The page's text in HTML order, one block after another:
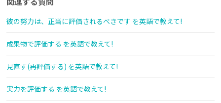
彼の努力は、正当に評価されるべきです を英語で教えて!
成果物で評価する を英語で教えて!
見直す(再評価する) を英語で教えて!
実力を評価する を英語で教えて!